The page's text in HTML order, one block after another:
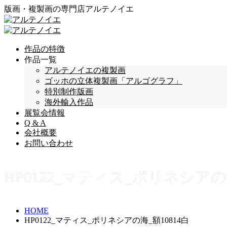
版画・複製画の専門店アルテノイエ
作品の特徴
作品一覧
アルテノイエの複製画
ゴッホの立体複製画「アルゴグラフ」
特別制作版画
海外輸入作品
展覧会情報
Q & A
会社概要
お問い合わせ
HP0122_マティス_ポリネシア
HOME
HP0122_マティス_ポリネシアの海_額10814白